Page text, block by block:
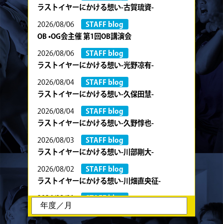
ラストイヤーにかける想い-古賀琉資-
2026/08/06
STAFF blog
OB •OG会主催 第1回OB講演会
2026/08/06
STAFF blog
ラストイヤーにかける想い-光野凉有-
2026/08/04
STAFF blog
ラストイヤーにかける想い-久保田慧-
2026/08/04
STAFF blog
ラストイヤーにかける想い-久野惇也-
2026/08/03
STAFF blog
ラストイヤーにかける想い-川部剛大-
2026/08/02
STAFF blog
ラストイヤーにかける想い-川畑直央征-
2026/08/01
STAFF blog
ラストイヤーにかける想い-香山創祐-